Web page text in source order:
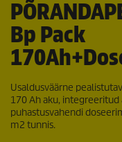
Bp Pack
Usaldusväärne
170 Ah aku,
puhastusvahendi
m2 tunnis.